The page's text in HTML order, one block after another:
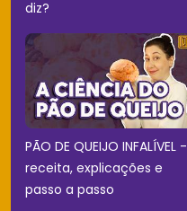
diz?
PÃO DE QUEIJO INFALÍVEL -
receita, explicações e
passo a passo